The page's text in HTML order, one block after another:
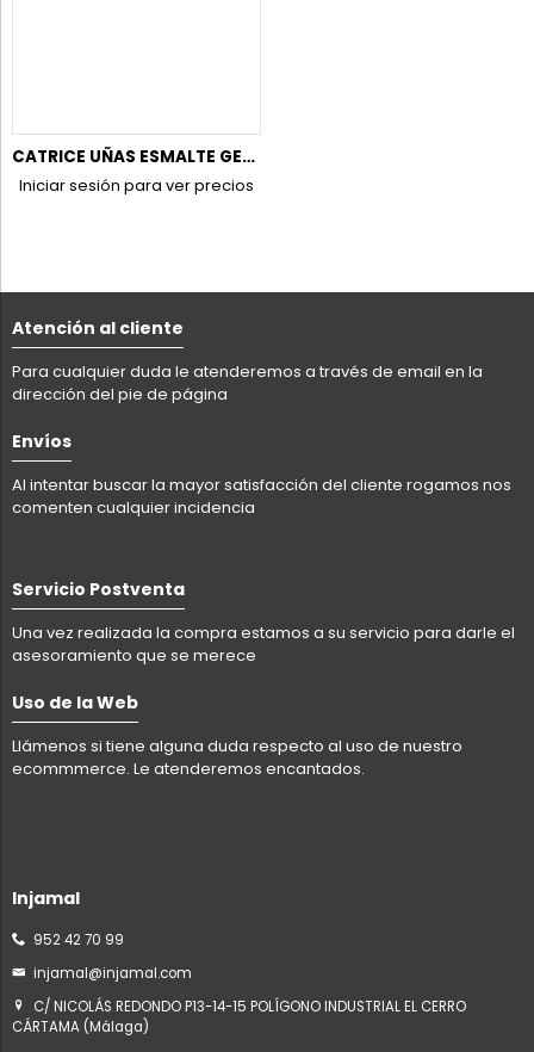
CATRICE UÑAS ESMALTE GEL AFFAIR 050 T-6
Iniciar sesión para ver precios
Atención al cliente
Para cualquier duda le atenderemos a través de email en la
dirección del pie de página
Envíos
Al intentar buscar la mayor satisfacción del cliente rogamos nos
comenten cualquier incidencia
Servicio Postventa
Una vez realizada la compra estamos a su servicio para darle el
asesoramiento que se merece
Uso de la Web
Llámenos si tiene alguna duda respecto al uso de nuestro
ecommmerce. Le atenderemos encantados.
Injamal
952 42 70 99
injamal@injamal.com
C/ NICOLÁS REDONDO P13-14-15 POLÍGONO INDUSTRIAL EL CERRO
CÁRTAMA (Málaga)